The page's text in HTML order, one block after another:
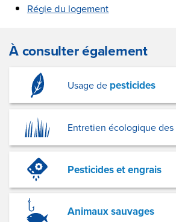
Régie du logement
À consulter également
Usage de pesticides
Entretien écologique des
Pesticides et engrais
Animaux sauvages